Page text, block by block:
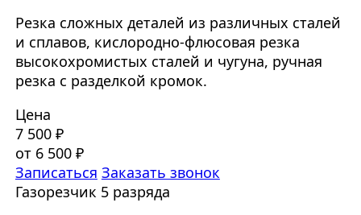
Резка сложных деталей из различных сталей
и сплавов, кислородно-флюсовая резка
высокохромистых сталей и чугуна, ручная
резка с разделкой кромок.
Цена
7 500 ₽
от 6 500 ₽
Записаться Заказать звонок
Газорезчик 5 разряда